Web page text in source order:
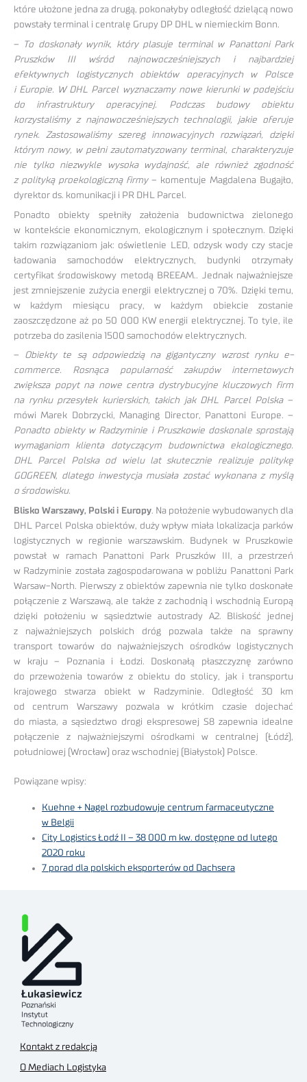
które ułożone jedna za drugą, pokonałyby odległość dzielącą nowo
powstały terminal i centralę Grupy DP DHL w niemieckim Bonn.
–
To doskonały wynik, który plasuje terminal w Panattoni Park
Pruszków III wśród najnowocześniejszych i najbardziej
efektywnych logistycznych obiektów operacyjnych w Polsce
i Europie. W DHL Parcel wyznaczamy nowe kierunki w podejściu
do infrastruktury operacyjnej. Podczas budowy obiektu
korzystaliśmy z najnowocześniejszych technologii, jakie oferuje
rynek. Zastosowaliśmy szereg innowacyjnych rozwiązań, dzięki
którym nowy, w pełni zautomatyzowany terminal, charakteryzuje
nie tylko niezwykle wysoka wydajność, ale również zgodność
z polityką proekologiczną firmy– komentuje Magdalena Bugajło,
dyrektor ds. komunikacji i PR DHL Parcel.
Ponadto obiekty spełniły założenia budownictwa zielonego
w kontekście ekonomicznym, ekologicznym i społecznym. Dzięki
takim rozwiązaniom jak: oświetlenie LED, odzysk wody czy stacje
ładowania samochodów elektrycznych, budynki otrzymały
certyfikat środowiskowy metodą BREEAM.. Jednak najważniejsze
jest zmniejszenie zużycia energii elektrycznej o 70%. Dzięki temu,
w każdym miesiącu pracy, w każdym obiekcie zostanie
zaoszczędzone aż po 50 000 KW energii elektrycznej. To tyle, ile
potrzeba do zasilenia 1500 samochodów elektrycznych.
– Obiekty te są odpowiedzią na gigantyczny wzrost rynku e-
commerce. Rosnąca popularność zakupów internetowych
zwiększa popyt na nowe centra dystrybucyjne kluczowych firm
na rynku przesyłek kurierskich, takich jak DHL Parcel Polska–
mówi Marek Dobrzycki, Managing Director, Panattoni Europe. –
Ponadto obiekty w Radzyminie i Pruszkowie doskonale sprostają
wymaganiom klienta dotyczącym budownictwa ekologicznego.
DHL Parcel Polska od wielu lat skutecznie realizuje politykę
GOGREEN, dlatego inwestycja musiała zostać wykonana z myślą
o środowisku.
Blisko Warszawy, Polski i Europy. Na położenie wybudowanych dla
DHL Parcel Polska obiektów, duży wpływ miała lokalizacja parków
logistycznych w regionie warszawskim. Budynek w Pruszkowie
powstał w ramach Panattoni Park Pruszków III, a przestrzeń
w Radzyminie została zagospodarowana w pobliżu Panattoni Park
Warsaw-North. Pierwszy z obiektów zapewnia nie tylko doskonałe
połączenie z Warszawą, ale także z zachodnią i wschodnią Europą
dzięki położeniu w sąsiedztwie autostrady A2. Bliskość jednej
z najważniejszych polskich dróg pozwala także na sprawny
transport towarów do najważniejszych ośrodków logistycznych
w kraju – Poznania i Łodzi. Doskonałą płaszczyznę zarówno
do przewożenia towarów z obiektu do stolicy, jak i transportu
krajowego stwarza obiekt w Radzyminie. Odległość 30 km
od centrum Warszawy pozwala w krótkim czasie dojechać
do miasta, a sąsiedztwo drogi ekspresowej S8 zapewnia idealne
połączenie z najważniejszymi ośrodkami w centralnej (Łódź),
południowej (Wrocław) oraz wschodniej (Białystok) Polsce.
Powiązane wpisy:
Kuehne + Nagel rozbudowuje centrum farmaceutyczne
w Belgii
City Logistics Łodź II – 38 000 m kw. dostępne od lutego
2020 roku
7 porad dla polskich eksporterów od Dachsera
Kontakt z redakcją
O Mediach Logistyka